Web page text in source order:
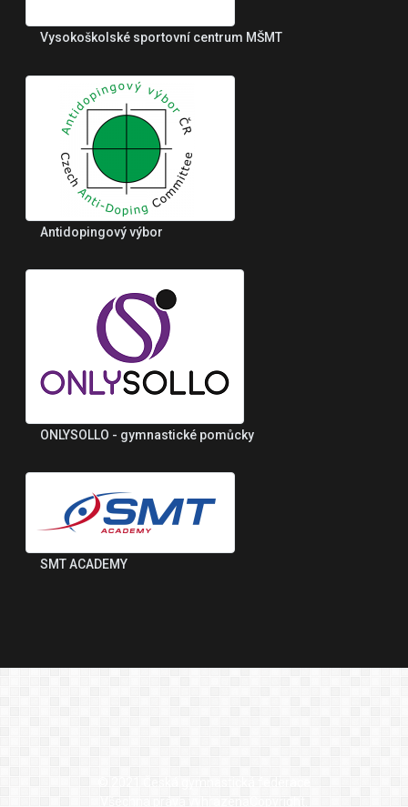
Vysokoškolské sportovní centrum MŠMT
Antidopingový výbor
ONLYSOLLO - gymnastické pomůcky
SMT ACADEMY